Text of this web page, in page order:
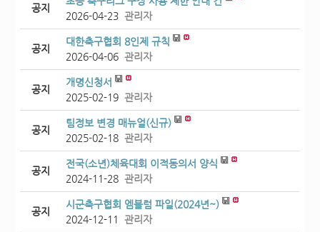
공지
2026-04-23관리자
공지
대한축구협회 8인제 규칙
2026-04-06관리자
공지
개명신청서
2025-02-19관리자
공지
팀정보 변경 매뉴얼(신규)
2025-02-18관리자
공지
전국(소년)체육대회 이적동의서 양식
2024-11-28관리자
공지
시군축구협회 엠블럼 파일(2024년~)
2024-12-11관리자